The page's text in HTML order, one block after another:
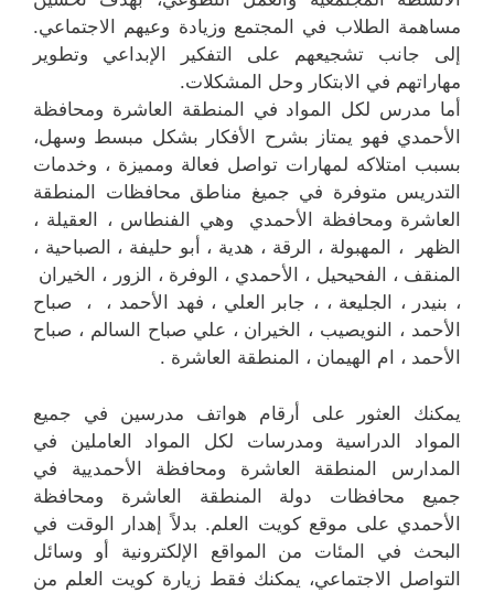
مساهمة الطلاب في المجتمع وزيادة وعيهم الاجتماعي.
إلى جانب تشجيعهم على التفكير الإبداعي وتطوير
مهاراتهم في الابتكار وحل المشكلات.
أما مدرس لكل المواد في المنطقة العاشرة ومحافظة
الأحمدي فهو يمتاز بشرح الأفكار بشكل مبسط وسهل،
بسبب امتلاكه لمهارات تواصل فعالة ومميزة ، وخدمات
التدريس متوفرة في جميغ مناطق محافظات المنطقة
العاشرة ومحافظة الأحمدي وهي الفنطاس ، العقيلة ،
الظهر ، المهبولة ، الرقة ، هدية ، أبو حليفة ، الصباحية ،
المنقف ، الفحيحيل ، الأحمدي ، الوفرة ، الزور ، الخيران
، بنيدر ، الجليعة ، ، جابر العلي ، فهد الأحمد ، ، صباح
الأحمد ، النويصيب ، الخيران ، علي صباح السالم ، صباح
الأحمد ، ام الهيمان ، المنطقة العاشرة .
يمكنك العثور على أرقام هواتف مدرسين في جميع
المواد الدراسية ومدرسات لكل المواد العاملين في
المدارس المنطقة العاشرة ومحافظة الأحمديية في
جميع محافظات دولة المنطقة العاشرة ومحافظة
الأحمدي على موقع كويت العلم. بدلاً إهدار الوقت في
البحث في المئات من المواقع الإلكترونية أو وسائل
التواصل الاجتماعي، يمكنك فقط زيارة كويت العلم من